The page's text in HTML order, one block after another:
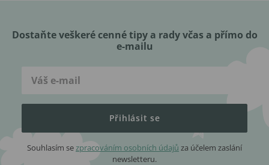
Dostaňte veškeré cenné tipy a rady včas a přímo do
e-mailu
Přihlásit se
Souhlasím sezpracováním osobních údajů za účelem zaslání
newsletteru.